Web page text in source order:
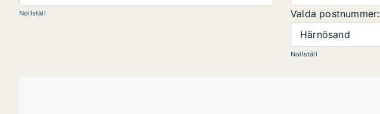
Nollställ
Valda postnummer:
Härnösand
Nollställ